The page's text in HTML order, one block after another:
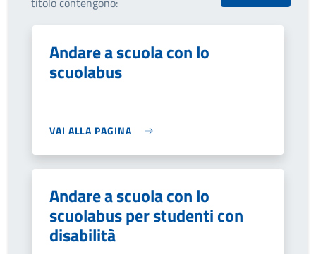
Andare a scuola con lo
scuolabus
VAI ALLA PAGINA
Andare a scuola con lo
scuolabus per studenti con
disabilità